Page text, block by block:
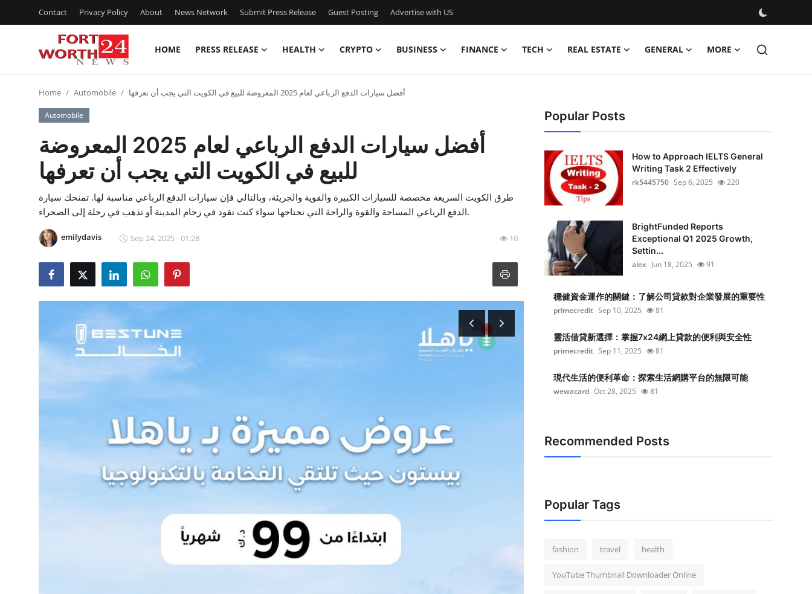
Contact Privacy Policy About News Network Submit Press Release Guest Posting Advertise with US
HOME PRESS RELEASE HEALTH CRYPTO BUSINESS FINANCE TECH REAL ESTATE GENERAL MORE
Contact
Press Release
Privacy Policy
News Network
Advertise with US
Home Automobile أفضل سيارات الدفع الرباعي لعام 2025 المعروضة للبيع في الكويت التي يجب أن تعرفها
Automobile
أفضل سيارات الدفع الرباعي لعام 2025 المعروضة
للبيع في الكويت التي يجب أن تعرفها
طرق الكويت السريعة مخصصة للسيارات الكبيرة والقوية والجريئة، وبالتالي فإن سيارات الدفع الرباعي مناسبة لها. تمنحك سيارة
الدفع الرباعي المساحة والقوة والراحة التي تحتاجها سواء كنت تقود في زحام المدينة أو تذهب في رحلة إلى الصحراء.
emilydavis Sep 24, 2025 - 01:28 10
Popular Posts
How to Approach IELTS General
Writing Task 2 Effectively
rk5445750 Sep 6, 2025 220
BrightFunded Reports
Exceptional Q1 2025 Growth,
Settin...
alex Jun 18, 2025 91
穩健資金運作的關鍵：了解公司貸款對企業發展的重要性
primecredit Sep 10, 2025 81
靈活借貸新選擇：掌握7x24網上貸款的便利與安全性
primecredit Sep 11, 2025 81
現代生活的便利革命：探索生活網購平台的無限可能
wewacard Oct 28, 2025 81
Recommended Posts
Popular Tags
fashion travel health
YouTube Thumbnail Downloader Online